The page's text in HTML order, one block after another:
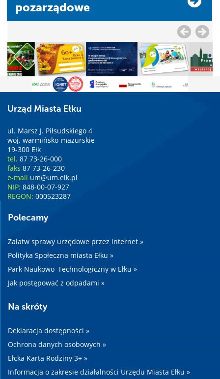
pozarządowe
Urząd Miasta Ełku
ul. Marsz J. Piłsudskiego 4
woj. warmińsko-mazurskie
19-300 Ełk
tel. 87 73-26-000
faks 87 73-26-230
e-mail um@um.elk.pl
NIP: 848-00-07-927
REGON: 000523287
Polecamy
Załatw sprawy urzędowe przez internet »
Polityka Społeczna miasta Ełku »
Park Naukowo–Technologiczny w Ełku »
Jak postępować z odpadami »
Na skróty
Deklaracja dostępności »
Ochrona danych osobowych »
Ełcka Karta Rodziny 3+ »
Informacja o zakresie działalności Urzędu Miasta Ełku »